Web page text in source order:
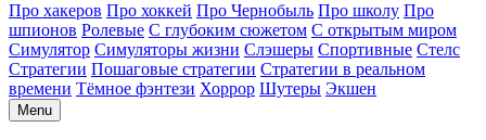
Про хакеров Про хоккей Про Чернобыль Про школу Про
шпионов Ролевые С глубоким сюжетом С открытым миром
Симулятор Симуляторы жизни Слэшеры Спортивные Стелс
Стратегии Пошаговые стратегии Стратегии в реальном
времени Тёмное фэнтези Хоррор Шутеры Экшен
Menu